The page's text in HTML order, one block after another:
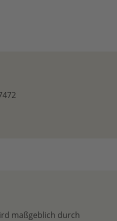
maßgeblich durch